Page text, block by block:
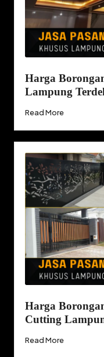
Harga
Lampung
Read More
Harga
Cutting
Read More